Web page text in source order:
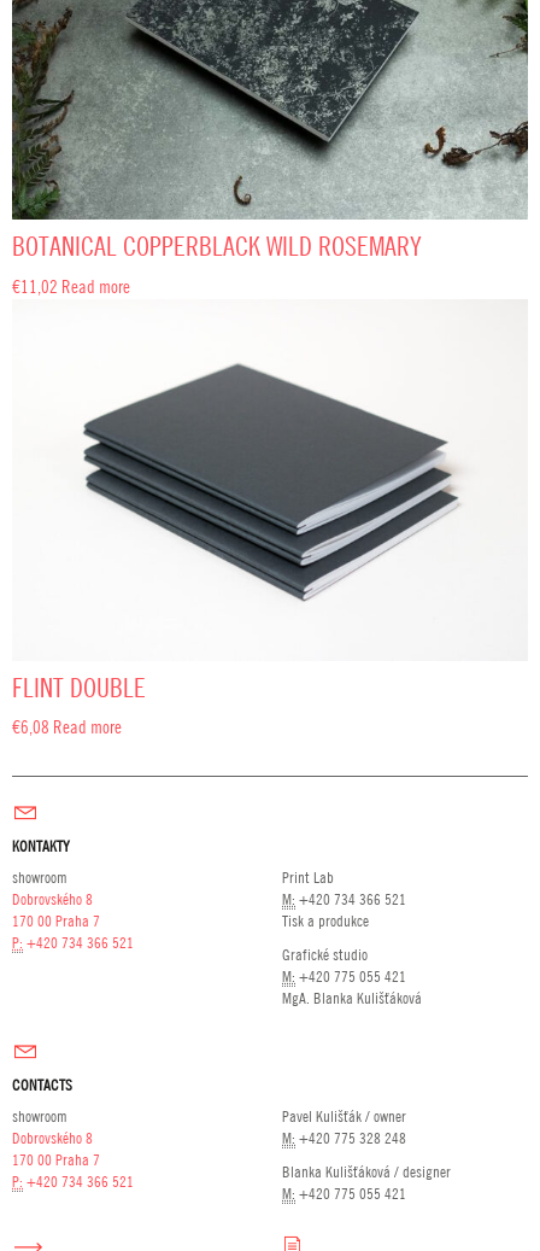
BOTANICAL COPPERBLACK WILD ROSEMARY
€11,02 Read more
FLINT DOUBLE
€6,08 Read more
KONTAKTY
showroom
Dobrovského 8
170 00 Praha 7
P: +420 734 366 521
Print Lab
M: +420 734 366 521
Tisk a produkce
Grafické studio
M: +420 775 055 421
MgA. Blanka Kulišťáková
CONTACTS
showroom
Dobrovského 8
170 00 Praha 7
P: +420 734 366 521
Pavel Kulišťák / owner
M: +420 775 328 248
Blanka Kulišťáková / designer
M: +420 775 055 421